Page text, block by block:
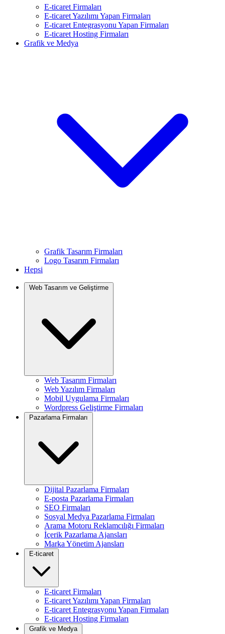
E-ticaret Firmaları
E-ticaret Yazılımı Yapan Firmaları
E-ticaret Entegrasyonu Yapan Firmaları
E-ticaret Hosting Firmaları
Grafik ve Medya
Grafik Tasarım Firmaları
Logo Tasarım Firmaları
Hepsi
Web Tasarım ve Geliştirme
Web Tasarım Firmaları
Web Yazılım Firmaları
Mobil Uygulama Firmaları
Wordpress Geliştirme Firmaları
Pazarlama Firmaları
Dijital Pazarlama Firmaları
E-posta Pazarlama Firmaları
SEO Firmaları
Sosyal Medya Pazarlama Firmaları
Arama Motoru Reklamcılığı Firmaları
İçerik Pazarlama Ajansları
Marka Yönetim Ajansları
E-ticaret
E-ticaret Firmaları
E-ticaret Yazılımı Yapan Firmaları
E-ticaret Entegrasyonu Yapan Firmaları
E-ticaret Hosting Firmaları
Grafik ve Medya